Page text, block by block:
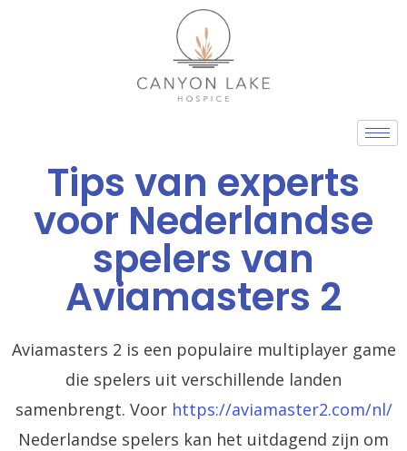
Tips van experts
voor Nederlandse
spelers van
Aviamasters 2
Aviamasters 2 is een populaire multiplayer game
die spelers uit verschillende landen
samenbrengt. Voor https://aviamaster2.com/nl/
Nederlandse spelers kan het uitdagend zijn om